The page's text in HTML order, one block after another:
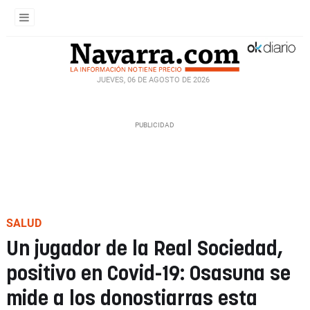
JUEVES, 06 DE AGOSTO DE 2026
SALUD
Un jugador de la Real Sociedad,
positivo en Covid-19: Osasuna se
mide a los donostiarras esta